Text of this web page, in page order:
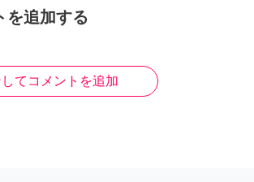
を追加する
てコメントを追加